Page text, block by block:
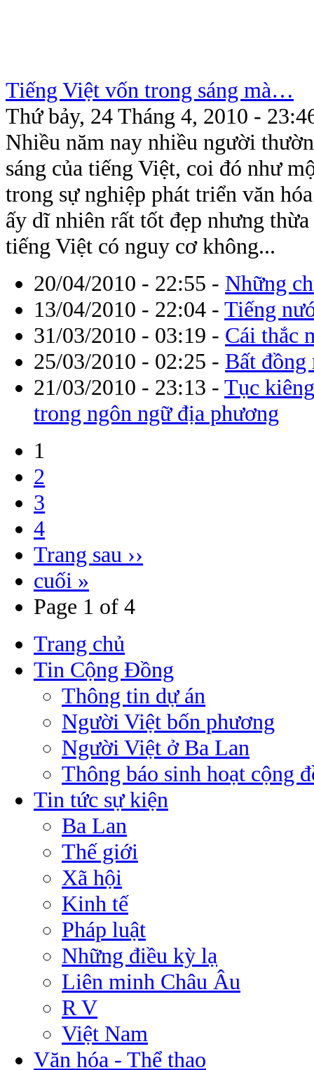
Tiếng Việt vốn trong sáng mà…
Thứ bảy, 24 Tháng 4, 2010 -
Nhiều năm nay nhiều người
sáng của tiếng Việt, coi đó như
trong sự nghiệp phát triển văn
ấy dĩ nhiên rất tốt đẹp nhưng
tiếng Việt có nguy cơ không...
20/04/2010 - 22:55 - Những
13/04/2010 - 22:04 - Tiếng
31/03/2010 - 03:19 - Cái thắc
25/03/2010 - 02:25 - Bất đồng
21/03/2010 - 23:13 - Tục
trong ngôn ngữ địa phương
1
2
3
4
Trang sau ››
cuối »
Page 1 of 4
Trang chủ
Tin Cộng Đồng
Thông tin dự án
Người Việt bốn phương
Người Việt ở Ba Lan
Thông báo sinh hoạt cộng
Tin tức sự kiện
Ba Lan
Thế giới
Xã hội
Kinh tế
Pháp luật
Những điều kỳ lạ
Liên minh Châu Âu
R V
Việt Nam
Văn hóa - Thể thao